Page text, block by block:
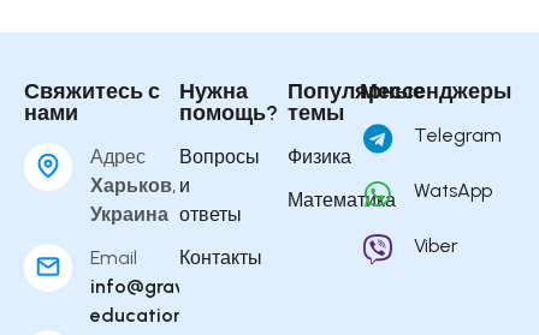
Свяжитесь с
нами
Адрес
Харьков,
Украина
Email
info@gravity-
education.com
Нужна
помощь?
Вопросы
и
ответы
Контакты
Популярные
темы
Физика
Математика
Мессенджеры
Telegram
WatsApp
Viber